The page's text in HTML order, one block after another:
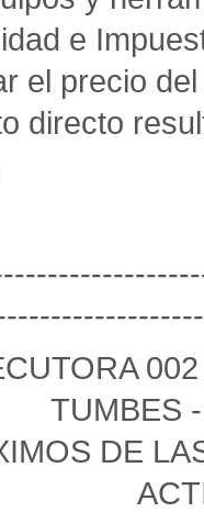
e
el precio
directo
TUMBES
DE